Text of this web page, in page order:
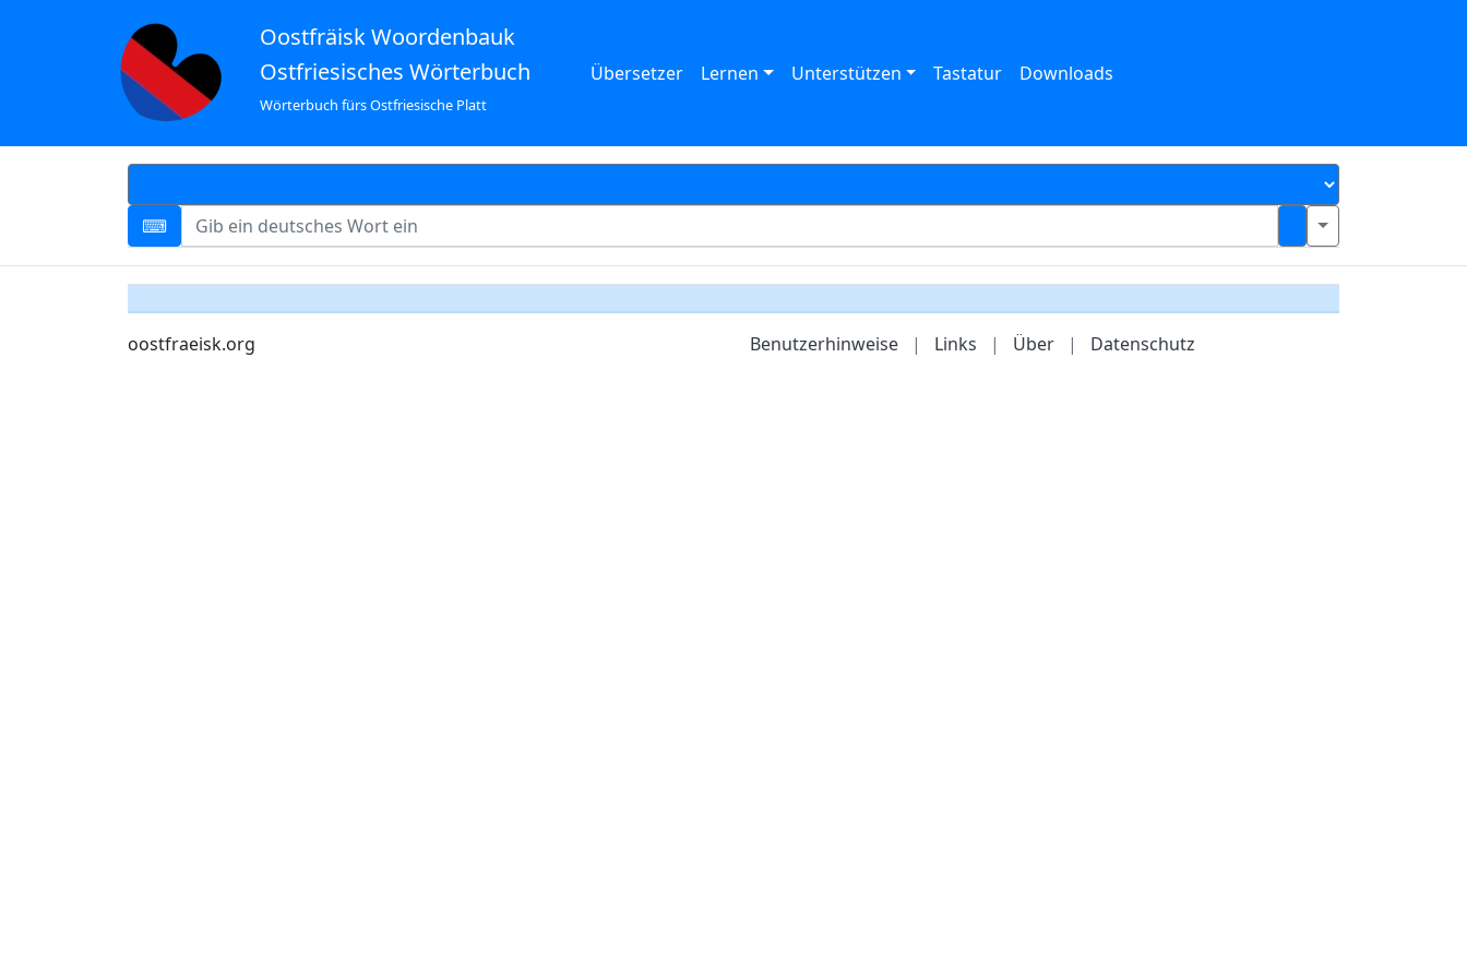
Oostfräisk Woordenbauk
Ostfriesisches Wörterbuch
Wörterbuch fürs Ostfriesische Platt
Übersetzer Lernen Unterstützen Tastatur Downloads
oostfraeisk.org Benutzerhinweise | Links | Über | Datenschutz